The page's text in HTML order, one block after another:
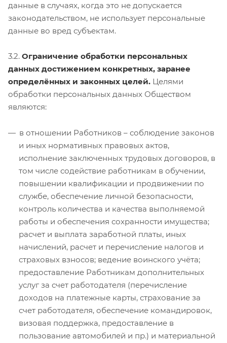
данные в случаях, когда это не допускается
законодательством, не использует персональные
данные во вред субъектам.
3.2. Ограничение обработки персональных
данных достижением конкретных, заранее
определённых и законных целей. Целями
обработки персональных данных Обществом
являются:
в отношении Работников – соблюдение законов
и иных нормативных правовых актов,
исполнение заключенных трудовых договоров, в
том числе содействие работникам в обучении,
повышении квалификации и продвижении по
службе, обеспечение личной безопасности,
контроль количества и качества выполняемой
работы и обеспечения сохранности имущества;
расчет и выплата заработной платы, иных
начислений, расчет и перечисление налогов и
страховых взносов; ведение воинского учёта;
предоставление Работникам дополнительных
услуг за счет работодателя (перечисление
доходов на платежные карты, страхование за
счет работодателя, обеспечение командировок,
визовая поддержка, предоставление в
пользование автомобилей и пр.) и материальной